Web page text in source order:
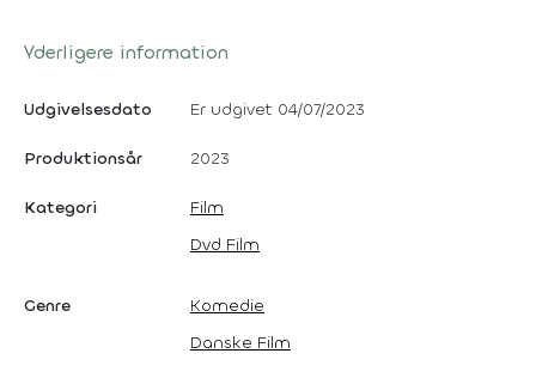
Yderligere information
Udgivelsesdato Er udgivet 04/07/2023
Produktionsår 2023
Kategori
Film
Dvd Film
Genre
Komedie
Danske Film